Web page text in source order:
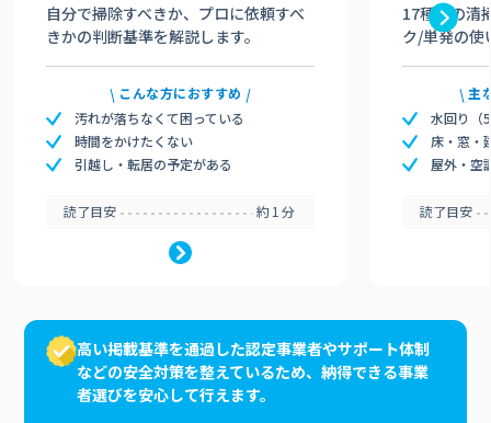
自分で掃除すべきか、プロに依頼すべ
きかの判断基準を解説します。
こんな方におすすめ
汚れが落ちなくて困っている
時間をかけたくない
引越し・転居の予定がある
読了目安 約1分
17種類の清
ク/単発の使
主
水回り（
床・窓・
屋外・空
読了目安
高い掲載基準を通過した認定事業者やサポート体制
などの安全対策を整えているため、納得できる事業
者選びを安心して行えます。